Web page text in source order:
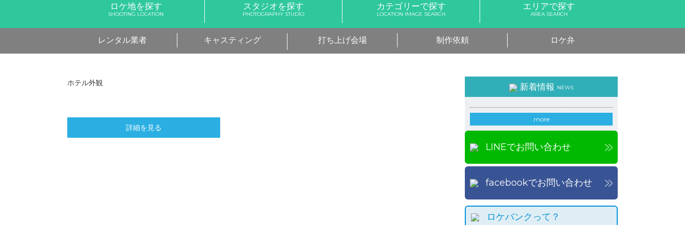
ロケ地を探す
SHOOTING LOCATION
スタジオを探す
PHOTOGRAPHY STUDIO
カテゴリーで探す
LOCATION IMAGE SEARCH
エリアで探す
AREA SEARCH
レンタル業者 キャスティング 打ち上げ会場 制作依頼 ロケ弁
ホテル外観
詳細を見る
新着情報 NEWS
more
LINEでお問い合わせ
facebookでお問い合わせ
ロケバンクって？